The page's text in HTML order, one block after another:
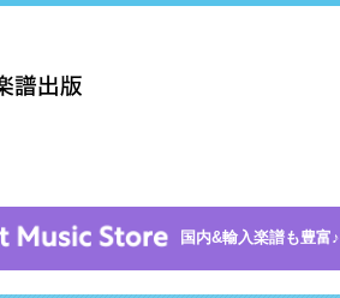
国内&輸入楽譜も豊富♪